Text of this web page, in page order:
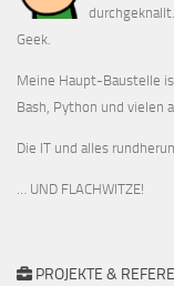
Geek.
Meine Haupt-Baustelle
Bash, Python und vielen
Die IT und alles
… UND FLACHWITZE!
PROJEKTE &